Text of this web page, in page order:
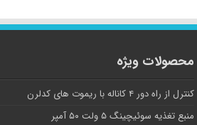
محصولات ویژه
کنترل از راه دور ۴ کاناله با ریموت های کدلرن
منبع تغذیه سوئیچینگ ۵ ولت ۵۰ آمپر